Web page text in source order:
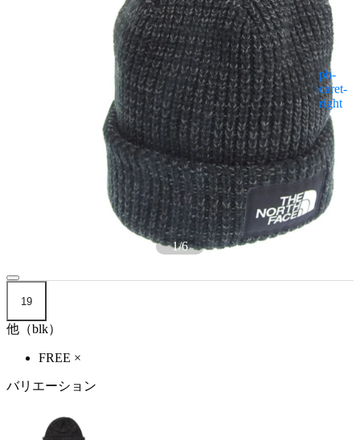
1/6
19
他（blk）
FREE ×
バリエーション